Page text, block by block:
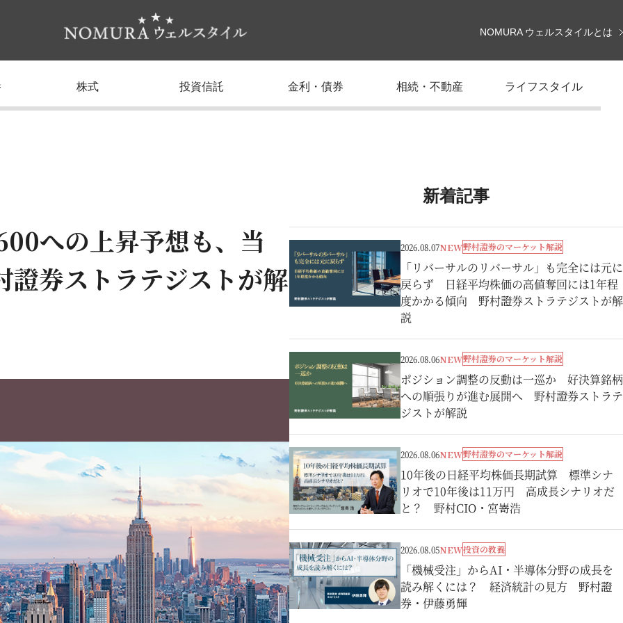
NOMURA ウェルスタイルとは
株式 投資信託 金利・債券 相続・不動産 ライフスタイル
への上昇予想も、当
券ストラテジストが解
新着記事
2026.08.07NEW野村證券のマーケット解説
「リバーサルのリバーサル」も完全には元に
戻らず 日経平均株価の高値奪回には1年程
度かかる傾向 野村證券ストラテジストが解
説
2026.08.06NEW野村證券のマーケット解説
ポジション調整の反動は一巡か 好決算銘柄
への順張りが進む展開へ 野村證券ストラテ
ジストが解説
2026.08.06NEW野村證券のマーケット解説
10年後の日経平均株価長期試算 標準シナ
リオで10年後は11万円 高成長シナリオだ
と？ 野村CIO・宮嵜浩
2026.08.05NEW投資の教養
「機械受注」からAI・半導体分野の成長を
読み解くには？ 経済統計の見方 野村證
券・伊藤勇輝